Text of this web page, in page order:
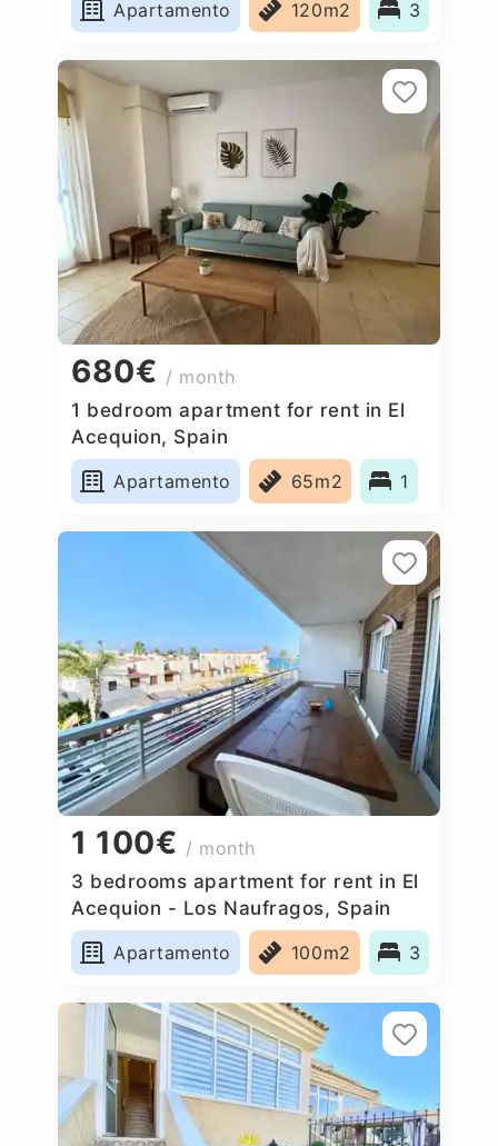
Apartamento 120m2 3
680€ / month
1 bedroom apartment for rent in El
Acequion, Spain
Apartamento
65m2 1
1 100€ / month
3 bedrooms apartment for rent in El
Acequion - Los Naufragos, Spain
Apartamento
100m2 3